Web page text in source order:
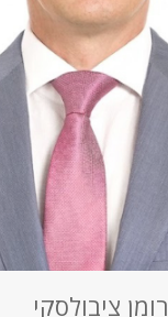
רומן ציבולסקי